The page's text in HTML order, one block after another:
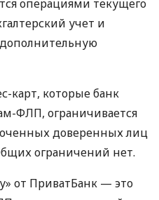
операциями текущего
учет и
карт, которые банк
ФЛП, ограничивается
доверенных лиц
ограничений нет.
от ПриватБанк — это